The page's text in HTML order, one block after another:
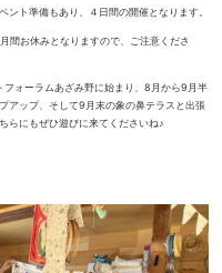
ント準備もあり、４日間の開催となります。
間お休みとなりますので、ご注意くださ
フォーラムあざみ野に始まり、8月から9月半
アップ、そして9月末の象の鼻テラスと出張
らにもぜひ遊びに来てくださいね♪